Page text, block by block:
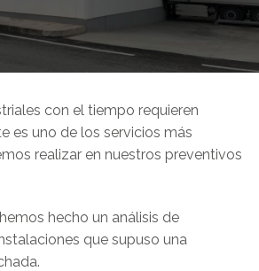
con el tiempo requieren
es uno de los servicios más
realizar en nuestros preventivos
hecho un análisis de
que supuso una